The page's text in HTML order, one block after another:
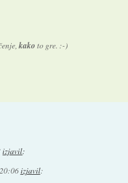
kako to gre. :-)
izjavil:
izjavil: